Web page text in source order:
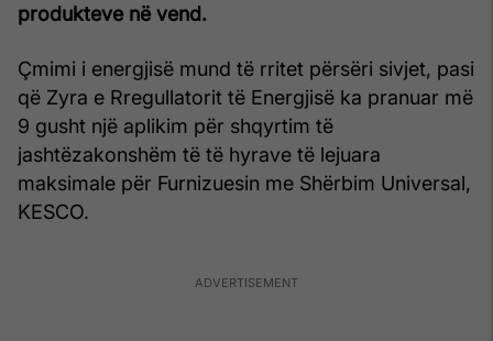
produkteve në vend.
Çmimi i energjisë mund të rritet përsëri sivjet, pasi
që Zyra e Rregullatorit të Energjisë ka pranuar më
9 gusht një aplikim për shqyrtim të
jashtëzakonshëm të të hyrave të lejuara
maksimale për Furnizuesin me Shërbim Universal,
KESCO.